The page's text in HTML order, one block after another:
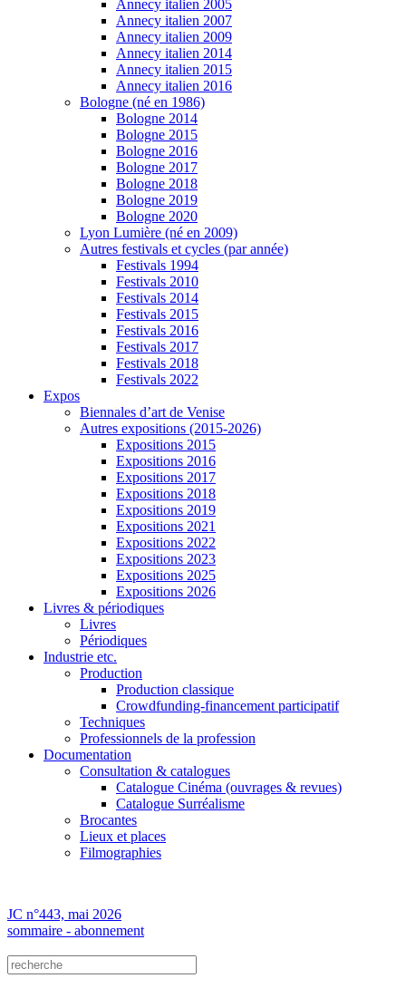
Annecy italien 2005
Annecy italien 2007
Annecy italien 2009
Annecy italien 2014
Annecy italien 2015
Annecy italien 2016
Bologne (né en 1986)
Bologne 2014
Bologne 2015
Bologne 2016
Bologne 2017
Bologne 2018
Bologne 2019
Bologne 2020
Lyon Lumière (né en 2009)
Autres festivals et cycles (par année)
Festivals 1994
Festivals 2010
Festivals 2014
Festivals 2015
Festivals 2016
Festivals 2017
Festivals 2018
Festivals 2022
Expos
Biennales d’art de Venise
Autres expositions (2015-2026)
Expositions 2015
Expositions 2016
Expositions 2017
Expositions 2018
Expositions 2019
Expositions 2021
Expositions 2022
Expositions 2023
Expositions 2025
Expositions 2026
Livres & périodiques
Livres
Périodiques
Industrie etc.
Production
Production classique
Crowdfunding-financement participatif
Techniques
Professionnels de la profession
Documentation
Consultation & catalogues
Catalogue Cinéma (ouvrages & revues)
Catalogue Surréalisme
Brocantes
Lieux et places
Filmographies
JC n°443, mai 2026
sommaire - abonnement